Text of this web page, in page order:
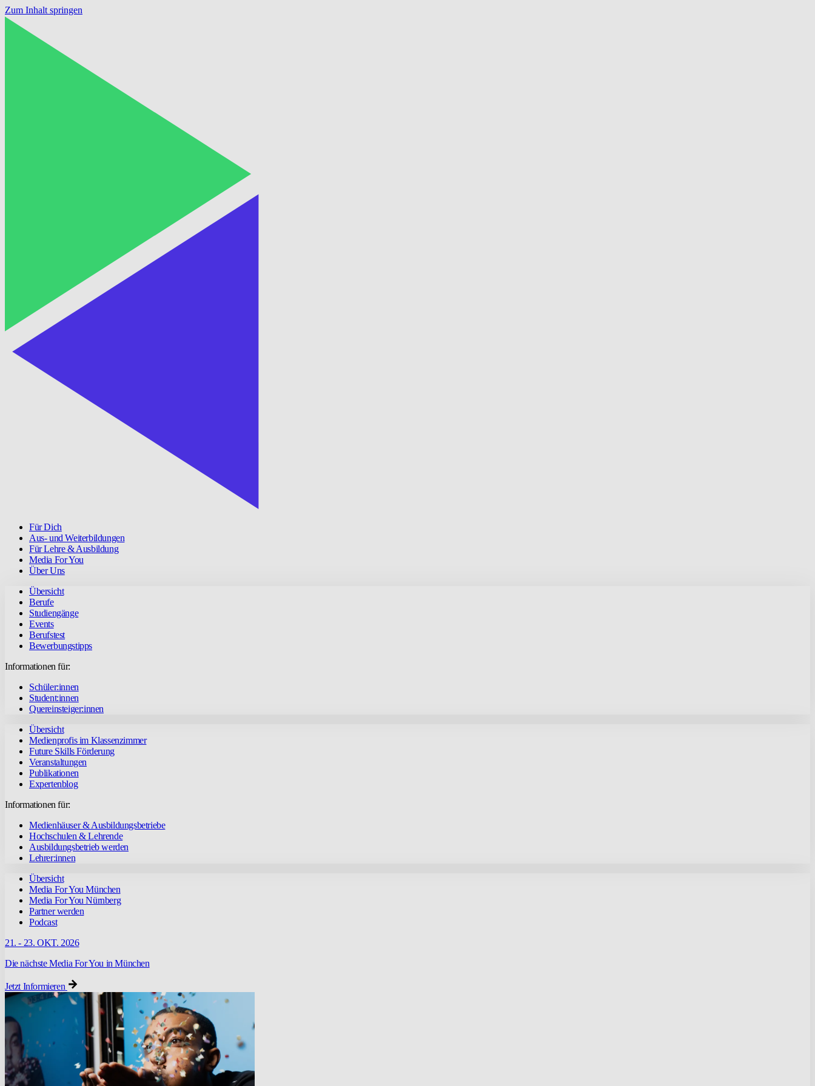
Zum Inhalt springen
Für Dich
Aus- und Weiterbildungen
Für Lehre & Ausbildung
Media For You
Über Uns
Übersicht
Berufe
Studiengänge
Events
Berufstest
Bewerbungstipps
Informationen für:
Schüler:innen
Student:innen
Quereinsteiger:innen
Übersicht
Medienprofis im Klassenzimmer
Future Skills Förderung
Veranstaltungen
Publikationen
Expertenblog
Informationen für:
Medienhäuser & Ausbildungsbetriebe
Hochschulen & Lehrende
Ausbildungsbetrieb werden
Lehrer:innen
Übersicht
Media For You München
Media For You Nürnberg
Partner werden
Podcast
21. - 23. OKT. 2026
Die nächste Media For You in München
Jetzt Informieren